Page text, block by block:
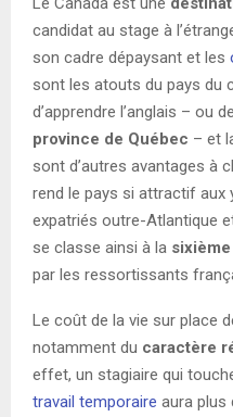
candidat au stage à
son cadre dépaysant et les
sont les atouts du pays du
d’apprendre l’anglais – ou
province de Québec – et
sont d’autres avantages à
rend le pays si attractif aux
expatriés outre-Atlantique
se classe ainsi à la
par les ressortissants
Le coût de la vie sur place
notamment du caractère
effet, un stagiaire qui
travail temporaire aura plus